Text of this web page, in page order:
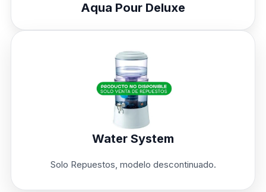
Aqua Pour Deluxe
Water System
Solo Repuestos, modelo descontinuado.